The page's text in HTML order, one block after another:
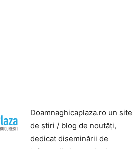
Doamnaghicaplaza.ro un site
de știri / blog de noutăți,
dedicat diseminării de